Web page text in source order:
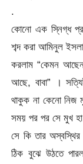
.
কোনো এক স্নিগ্ধ
শব্দ করা আমিনুল
করলাম “কেমন
আছে, বাবা” ।
থাকুক না কেনো নিজ
সময় পর পর সে মুখ
সে কি তার
ঠিক বুঝে উঠতে